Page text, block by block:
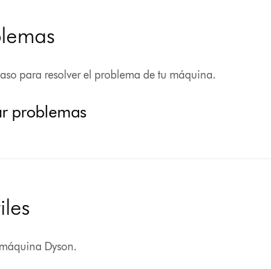
para resolver el problema de tu máquina.
problemas
Dyson.